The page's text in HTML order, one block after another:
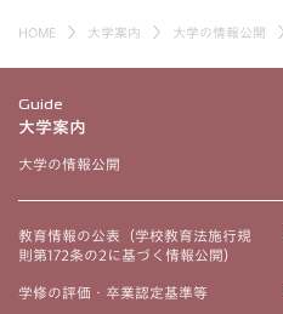
HOME 大学案内 大学の情報公開
Guide
大学案内
大学の情報公開
教育情報の公表（学校教育法施行規
則第172条の2に基づく情報公開）
学修の評価・卒業認定基準等